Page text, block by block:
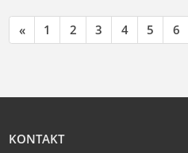
« 1 2 3 4 5 6
KONTAKT